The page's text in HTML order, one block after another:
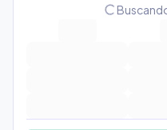
progress_activity